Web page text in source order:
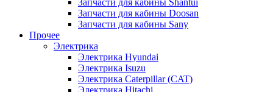
Запчасти для кабины Doosan
Запчасти для кабины Sany
Прочее
Электрика
Электрика Hyundai
Электрика Isuzu
Электрика Caterpillar (CAT)
Электрика Hitachi